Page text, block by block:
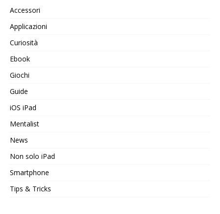
Accessori
Applicazioni
Curiosità
Ebook
Giochi
Guide
iOS iPad
Mentalist
News
Non solo iPad
Smartphone
Tips & Tricks